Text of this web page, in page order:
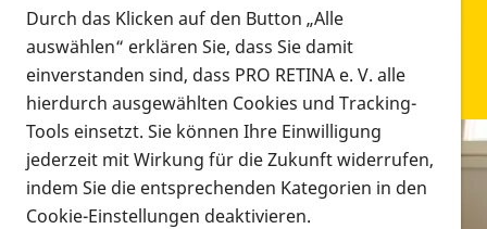
Infomaterial
Infomaterial
Durch das Klicken auf den Button „Alle
auswählen“ erklären Sie, dass Sie damit
einverstanden sind, dass PRO RETINA e. V. alle
hierdurch ausgewählten Cookies und Tracking-
Tools einsetzt. Sie können Ihre Einwilligung
jederzeit mit Wirkung für die Zukunft widerrufen,
indem Sie die entsprechenden Kategorien in den
Cookie-Einstellungen deaktivieren.